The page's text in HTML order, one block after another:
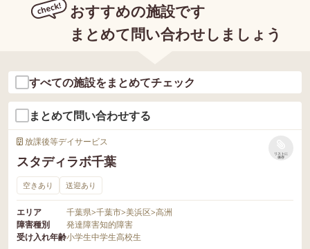
おすすめの施設です
まとめて問い合わせしましょう
すべての施設をまとめてチェック
まとめて問い合わせする
放課後等デイサービス
スタディラボ千葉
リストに
保存
空きあり 送迎あり
エリア 千葉県>千葉市>美浜区>高洲
障害種別
発達障害知的障害
受け入れ年齢小学生中学生高校生